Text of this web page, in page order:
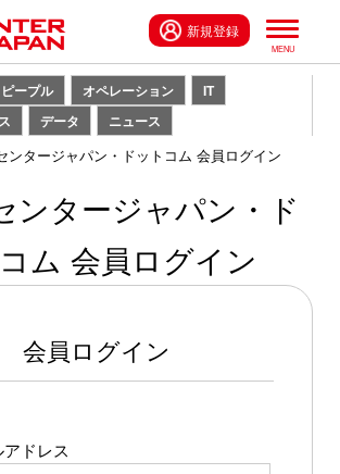
新規登録
ピープル オペレーション
IT
データ ニュース
ンタージャパン・ドットコム 会員ログイン
ンタージャパン・ド
ム 会員ログイン
会員ログイン
ドレス